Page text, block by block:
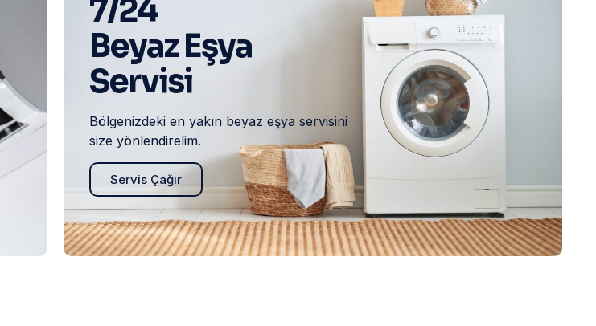
7/24
Beyaz Eşya
Servisi
Bölgenizdeki en yakın beyaz eşya servisini
size yönlendirelim.
Servis Çağır